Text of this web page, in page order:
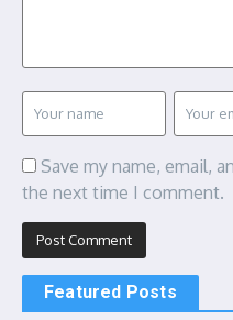
Save my name, email,
the next time I comment.
Featured Posts